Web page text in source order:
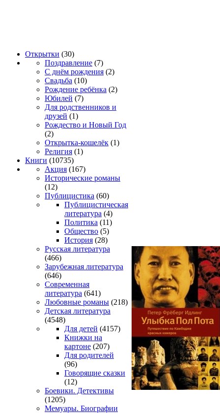
Открытки (30)
Поздравление (7)
С днём рождения (2)
Свадьба (10)
Рождение ребёнка (2)
Юбилей (7)
Для родственников и
друзей (1)
Рождество и Новый Год
(2)
Открытка-кошелёк (1)
Религия (1)
Книги (10735)
Акция (167)
Исторические романы
(12)
Публицистика (60)
Публицистическая
литература (4)
Политика (11)
Общество (5)
История (28)
Русская литература
(466)
Зарубежная литература
(646)
Современная
литература (641)
Любовные романы (218)
Детская литература
(4548)
Для детей (4157)
Книжки на
картоне (207)
Для родителей
(96)
Говорящие сказки
(12)
Боевики. Детективы
(1205)
Мемуары. Биографии